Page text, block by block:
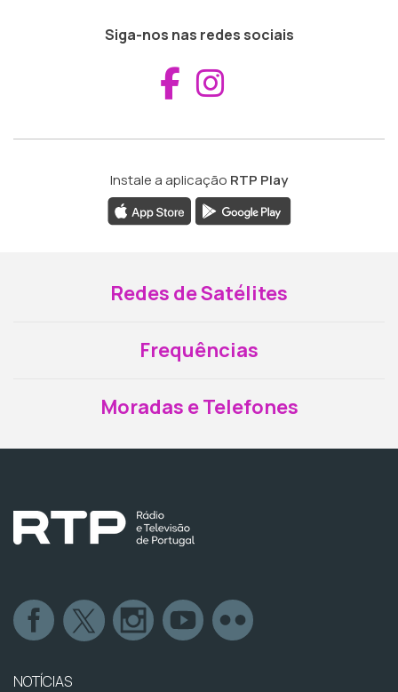
Siga-nos nas redes sociais
Aceder ao
Instale a aplicação RTP Play
Redes de Satélites
Frequências
Moradas e Telefones
NOTÍCIAS